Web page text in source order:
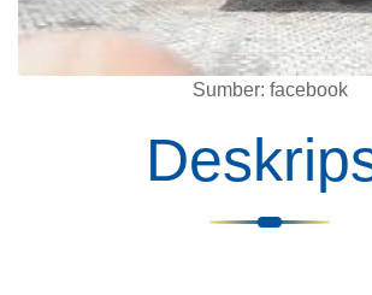
Sumber: facebook